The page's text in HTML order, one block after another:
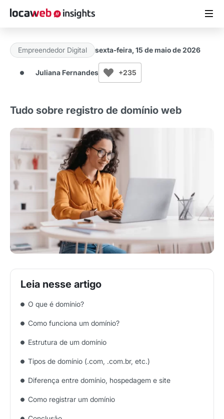
ARTIGOS
MATERIAIS GRATUITOS
ESTUDOS
CASES DE SUCESSO
LOCAWEB.COM.BR
Empreendedor Digital sexta-feira, 15 de maio de 2026
Juliana Fernandes +235
Tudo sobre registro de domínio web
O que é domínio?
Como funciona um domínio?
Estrutura de um domínio
Tipos de domínio (.com, .com.br, etc.)
Diferença entre domínio, hospedagem e site
Como registrar um domínio